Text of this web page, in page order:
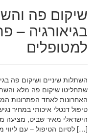
שיקום פה
בגיאורגיה –
למטופלים
שתחליטו שיקום פה מלא
האחרונות לאחד הפתרונות
טיפול דנטלי איכותי במחיר
הישראלי מאיר שביט, מציעה
לסיום הטיפול – עם ליווי מלא בעברית […]